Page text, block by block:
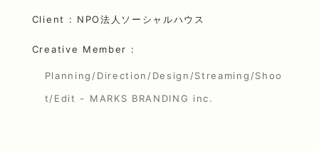
Client : NPO法人ソーシャルハウス
Creative Member :
Planning/Direction/Design/Streaming/Shoo
t/Edit - MARKS BRANDING inc.